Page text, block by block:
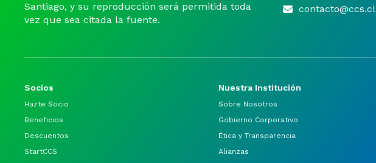
Santiago, y su reproducción será permitida toda
vez que sea citada la fuente.
contacto@ccs.cl
Socios
Hazte Socio
Beneficios
Descuentos
StartCCS
Nuestra Institución
Sobre Nosotros
Gobierno Corporativo
Ética y Transparencia
Alianzas